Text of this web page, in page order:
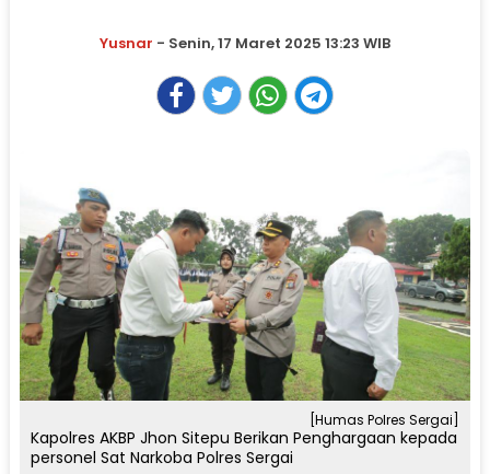
Yusnar - Senin, 17 Maret 2025 13:23 WIB
[Humas Polres Sergai]
Kapolres AKBP Jhon Sitepu Berikan Penghargaan kepada
personel Sat Narkoba Polres Sergai